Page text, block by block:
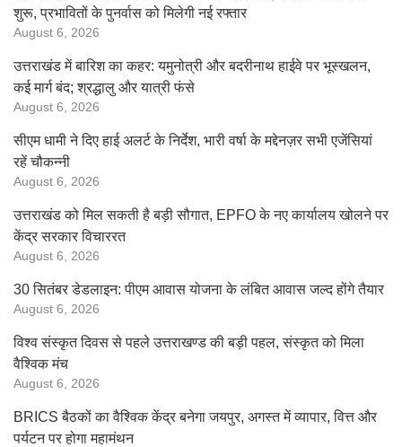
शुरू, प्रभावितों के पुनर्वास को मिलेगी नई रफ्तार
August 6, 2026
उत्तराखंड में बारिश का कहर: यमुनोत्री और बदरीनाथ हाईवे पर भूस्खलन,
कई मार्ग बंद; श्रद्धालु और यात्री फंसे
August 6, 2026
सीएम धामी ने दिए हाई अलर्ट के निर्देश, भारी वर्षा के मद्देनज़र सभी एजेंसियां
रहें चौकन्नी
August 6, 2026
उत्तराखंड को मिल सकती है बड़ी सौगात, EPFO के नए कार्यालय खोलने पर
केंद्र सरकार विचाररत
August 6, 2026
30 सितंबर डेडलाइन: पीएम आवास योजना के लंबित आवास जल्द होंगे तैयार
August 6, 2026
विश्व संस्कृत दिवस से पहले उत्तराखण्ड की बड़ी पहल, संस्कृत को मिला
वैश्विक मंच
August 6, 2026
BRICS बैठकों का वैश्विक केंद्र बनेगा जयपुर, अगस्त में व्यापार, वित्त और
पर्यटन पर होगा महामंथन